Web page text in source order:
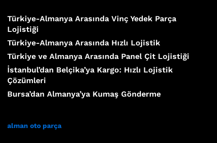
Türkiye-Almanya Arasında Vinç Yedek Parça
Lojistiği
Türkiye-Almanya Arasında Hızlı Lojistik
Türkiye ve Almanya Arasında Panel Çit Lojistiği
İstanbul’dan Belçika’ya Kargo: Hızlı Lojistik
Çözümleri
Bursa’dan Almanya’ya Kumaş Gönderme
alman oto parça